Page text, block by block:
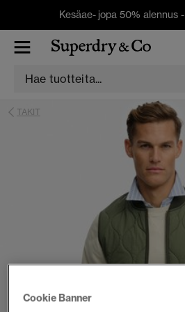
Kesäae- jopa 50% alennus -
TAKIT
Cookie Banner